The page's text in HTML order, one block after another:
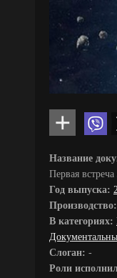
Название
Первая
Год выпуска:
Производство:
В категориях:
Слоган: -
Роли